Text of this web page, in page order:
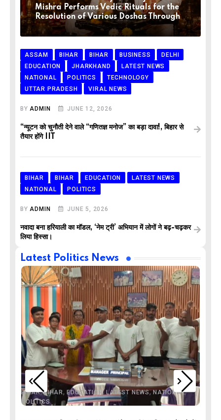
Mishra Performs Vedic Rituals for the
Resolution of Various Doshas Through
ASSAM BIHAR BIHAR BUSINESS
DELHI
EDUCATION
JHARKHAND
LATEST NEWS
NATIONAL
POLITICS
TECHNOLOGY
UTTAR PRADESH
VIRAL NEWS
BYADMIN JUNE 12, 2026
“न्यूटन को चुनौती देने वाले “गणितज्ञ मनोज” का बड़ा दावा!, बिहार से
तैयार होंगे IIT
BIHAR BIHAR EDUCATION
LATEST NEWS
NATIONAL
POLITICS
BYADMIN JUNE 5, 2026
नवादा बना हरियाली का मॉडल, ‘नेम ट्री’ अभियान में लोगों ने बढ़-चढ़कर
लिया हिस्सा।
Latest Politics News
BIHAR,BIHAR, EDUCATION,LATEST NEWS,NATIONAL,
POLITICS